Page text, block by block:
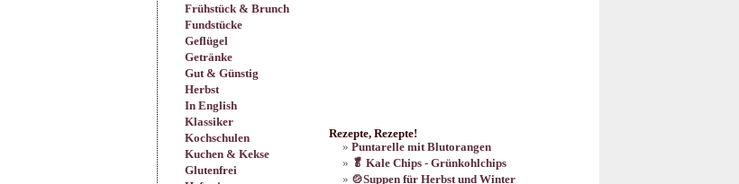
Frühstück & Brunch
Fundstücke
Geflügel
Getränke
Gut & Günstig
Herbst
In English
Klassiker
Kochschulen
Kuchen & Kekse
Glutenfrei
Rezepte, Rezepte!
Puntarelle mit Blutorangen
🥬 Kale Chips - Grünkohlchips
🍲Suppen für Herbst und Winter